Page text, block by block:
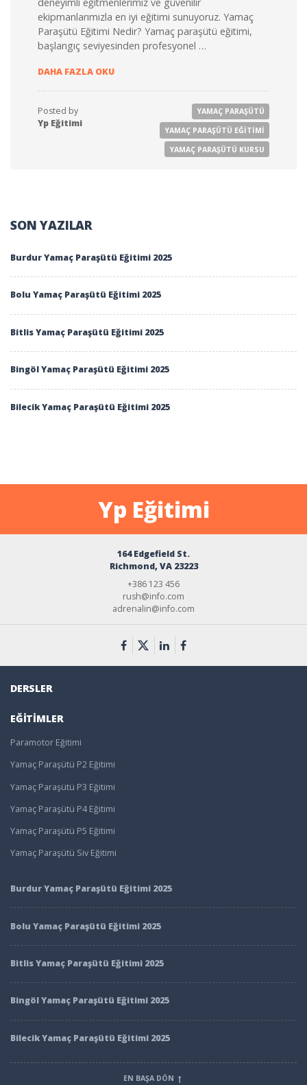
deneyimli eğitmenlerimiz ve güvenilir
ekipmanlarımızla en iyi eğitimi sunuyoruz. Yamaç
Paraşütü Eğitimi Nedir? Yamaç paraşütü eğitimi,
başlangıç seviyesinden profesyonel …
DAHA FAZLA OKUBITLIS YAMAÇ PARAŞÜTÜ EĞITIMI 2025
Posted by
Yp Eğitimi
YAMAÇ PARAŞÜTÜ
YAMAÇ PARAŞÜTÜ EĞITIMI
YAMAÇ PARAŞÜTÜ KURSU
SON YAZILAR
Burdur Yamaç Paraşütü Eğitimi 2025
Bolu Yamaç Paraşütü Eğitimi 2025
Bitlis Yamaç Paraşütü Eğitimi 2025
Bingöl Yamaç Paraşütü Eğitimi 2025
Bilecik Yamaç Paraşütü Eğitimi 2025
Yp Eğitimi
164 Edgefield St.
Richmond, VA 23223
+386 123 456
rush@info.com
adrenalin@info.com
DERSLER
EĞITIMLER
Paramotor Eğitimi
Yamaç Paraşütü P2 Eğitimi
Yamaç Paraşütü P3 Eğitimi
Yamaç Paraşütü P4 Eğitimi
Yamaç Paraşütü P5 Eğitimi
Yamaç Paraşütü Siv Eğitimi
Burdur Yamaç Paraşütü Eğitimi 2025
Bolu Yamaç Paraşütü Eğitimi 2025
Bitlis Yamaç Paraşütü Eğitimi 2025
Bingöl Yamaç Paraşütü Eğitimi 2025
Bilecik Yamaç Paraşütü Eğitimi 2025
EN BAŞA DÖN